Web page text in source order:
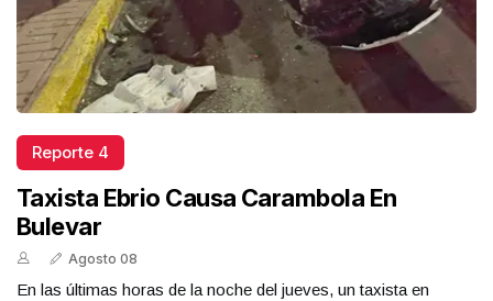
Reporte 4
Taxista Ebrio Causa Carambola En
Bulevar
Agosto 08
En las últimas horas de la noche del jueves, un taxista en